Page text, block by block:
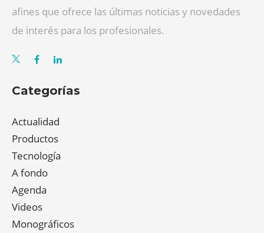
afines que ofrece las últimas noticias y novedades
de interés para los profesionales.
Categorías
Actualidad
Productos
Tecnología
A fondo
Agenda
Videos
Monográficos